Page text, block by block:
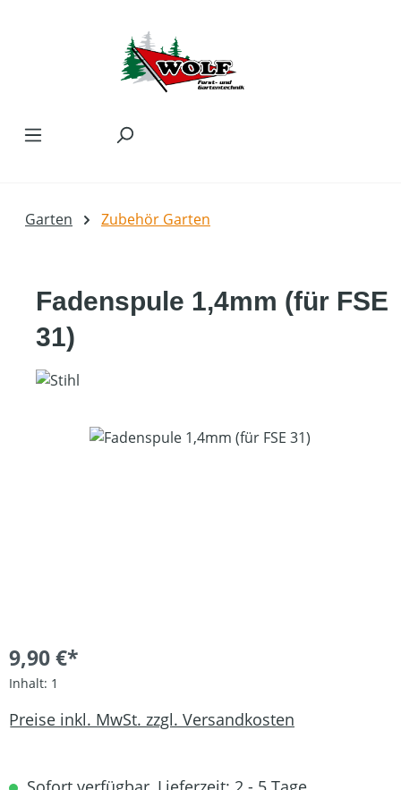
Garten Zubehör Garten
Fadenspule 1,4mm (für FSE
31)
Bildergalerie überspringen
9,90 €*
Inhalt: 1
Preise inkl. MwSt. zzgl. Versandkosten